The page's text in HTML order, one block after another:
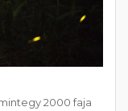
2000 faja